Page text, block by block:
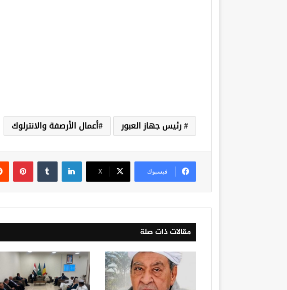
‫ رئيس جهاز العبور أعمال الأرصفة والانترلوك
فيسبوك ‫X
لينكدإن بينتيريست
مقالات ذات صلة